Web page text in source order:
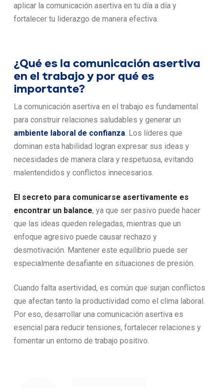
aplicar la comunicación asertiva en tu día a día y
fortalecer tu liderazgo de manera efectiva.
¿Qué es la comunicación asertiva
en el trabajo y por qué es
importante?
La comunicación asertiva en el trabajo es fundamental
para construir relaciones saludables y generar un
ambiente laboral de confianza . Los líderes que
dominan esta habilidad logran expresar sus ideas y
necesidades de manera clara y respetuosa, evitando
malentendidos y conflictos innecesarios.
El secreto para comunicarse asertivamente es
encontrar un balance, ya que ser pasivo puede hacer
que las ideas queden relegadas, mientras que un
enfoque agresivo puede causar rechazo y
desmotivación. Mantener este equilibrio puede ser
especialmente desafiante en situaciones de presión.
Cuando falta asertividad, es común que surjan conflictos
que afectan tanto la productividad como el clima laboral.
Por eso, desarrollar una comunicación asertiva es
esencial para reducir tensiones, fortalecer relaciones y
fomentar un entorno de trabajo positivo.